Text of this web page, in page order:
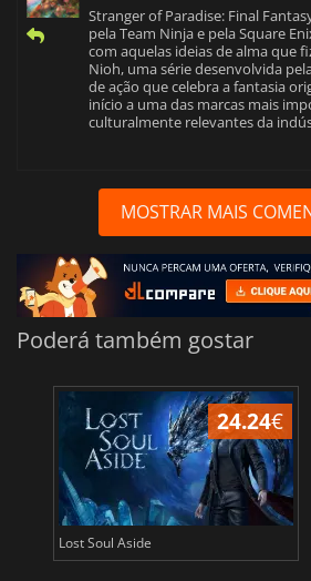
Stranger of Paradise: Final
pela Team Ninja e pela Square
com aquelas ideias de alma que
Nioh, uma série desenvolvida
de ação que celebra a fantasia
início a uma das marcas mais
culturalmente relevantes da
MOSTRAR MAIS
Poderá também gostar
24.24€
Lost Soul Aside